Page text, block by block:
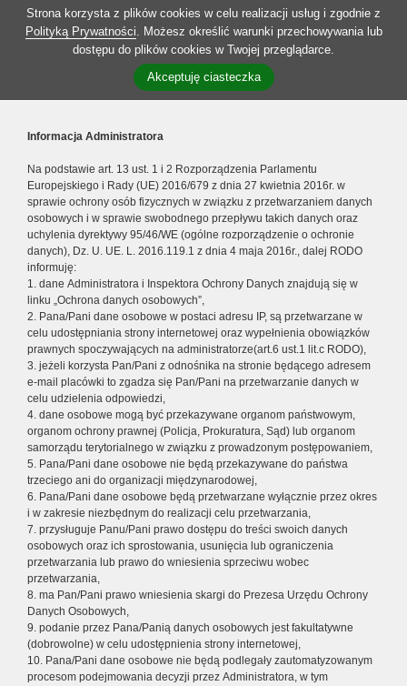
Strona korzysta z plików cookies w celu realizacji usług i zgodnie z
Polityką Prywatności. Możesz określić warunki przechowywania lub
dostępu do plików cookies w Twojej przeglądarce.
Akceptuję ciasteczka
Informacja Administratora
Na podstawie art. 13 ust. 1 i 2 Rozporządzenia Parlamentu
Europejskiego i Rady (UE) 2016/679 z dnia 27 kwietnia 2016r. w
sprawie ochrony osób fizycznych w związku z przetwarzaniem danych
osobowych i w sprawie swobodnego przepływu takich danych oraz
uchylenia dyrektywy 95/46/WE (ogólne rozporządzenie o ochronie
danych), Dz. U. UE. L. 2016.119.1 z dnia 4 maja 2016r., dalej RODO
informuję:
1. dane Administratora i Inspektora Ochrony Danych znajdują się w
linku „Ochrona danych osobowych”,
2. Pana/Pani dane osobowe w postaci adresu IP, są przetwarzane w
celu udostępniania strony internetowej oraz wypełnienia obowiązków
prawnych spoczywających na administratorze(art.6 ust.1 lit.c RODO),
3. jeżeli korzysta Pan/Pani z odnośnika na stronie będącego adresem
e-mail placówki to zgadza się Pan/Pani na przetwarzanie danych w
celu udzielenia odpowiedzi,
4. dane osobowe mogą być przekazywane organom państwowym,
organom ochrony prawnej (Policja, Prokuratura, Sąd) lub organom
samorządu terytorialnego w związku z prowadzonym postępowaniem,
5. Pana/Pani dane osobowe nie będą przekazywane do państwa
trzeciego ani do organizacji międzynarodowej,
6. Pana/Pani dane osobowe będą przetwarzane wyłącznie przez okres
i w zakresie niezbędnym do realizacji celu przetwarzania,
7. przysługuje Panu/Pani prawo dostępu do treści swoich danych
osobowych oraz ich sprostowania, usunięcia lub ograniczenia
przetwarzania lub prawo do wniesienia sprzeciwu wobec
przetwarzania,
8. ma Pan/Pani prawo wniesienia skargi do Prezesa Urzędu Ochrony
Danych Osobowych,
9. podanie przez Pana/Panią danych osobowych jest fakultatywne
(dobrowolne) w celu udostępnienia strony internetowej,
10. Pana/Pani dane osobowe nie będą podlegały zautomatyzowanym
procesom podejmowania decyzji przez Administratora, w tym